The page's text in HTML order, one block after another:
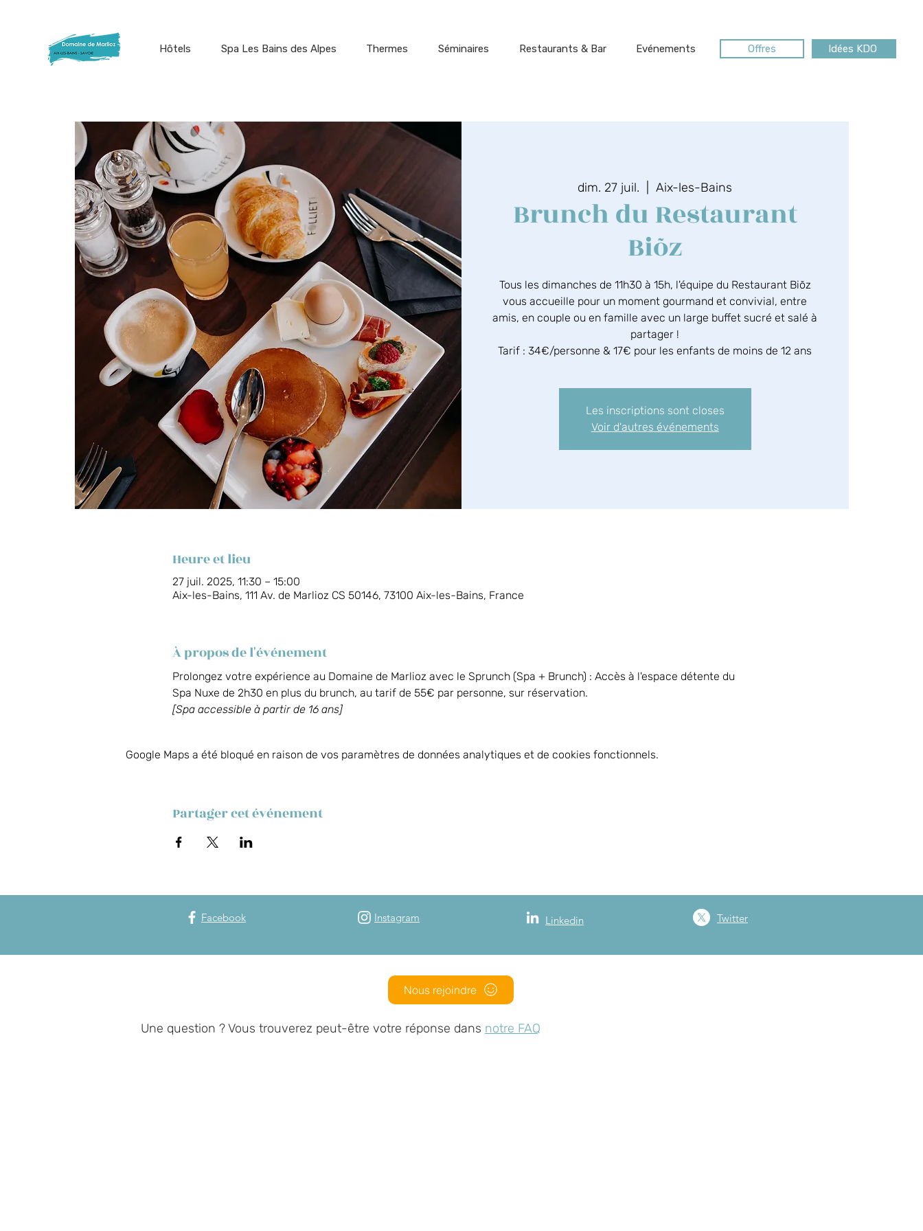
Hôtels Spa Les Bains des Alpes Thermes Séminaires Restaurants & Bar Evénements Offres Idées KDO
dim. 27 juil.
  |
Aix-les-Bains
Brunch du Restaurant
Biõz
Tous les dimanches de 11h30 à 15h, l'équipe du Restaurant Biõz
vous accueille pour un moment gourmand et convivial, entre
amis, en couple ou en famille avec un large buffet sucré et salé à
partager !
Tarif : 34€/personne & 17€ pour les enfants de moins de 12 ans
Les inscriptions sont closes
Voir d'autres événements
Heure et lieu
27 juil. 2025, 11:30 – 15:00
Aix-les-Bains, 111 Av. de Marlioz CS 50146, 73100 Aix-les-Bains, France
À propos de l'événement
Prolongez votre expérience au Domaine de Marlioz avec le Sprunch (Spa + Brunch) : Accès à l'espace détente du
Spa Nuxe de 2h30 en plus du brunch, au tarif de 55€ par personne, sur réservation.
[Spa accessible à partir de 16 ans]
Google Maps a été bloqué en raison de vos paramètres de données analytiques et de cookies fonctionnels.
Partager cet événement
Facebook Instagram Linkedin Twitter
Nous rejoindre
Une question ? Vous trouverez peut-être votre réponse dans notre FAQ